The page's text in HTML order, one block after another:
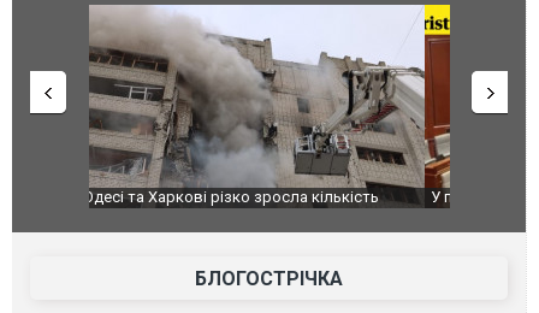
У парламенті Косово прем'єра закидали яйцями
Приїхав
до
зіркового
БЛОГОСТРІЧКА